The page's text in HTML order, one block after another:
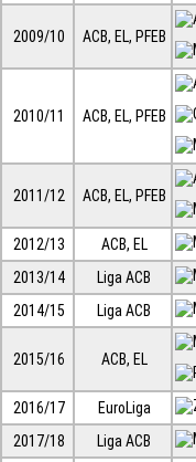
2009/10 ACB, EL, PFEB
2010/11 ACB, EL, PFEB
2011/12 ACB, EL, PFEB
2012/13 ACB, EL
2013/14
Liga ACB
2014/15
Liga ACB
2015/16 ACB, EL
2016/17 EuroLiga
2017/18
Liga ACB